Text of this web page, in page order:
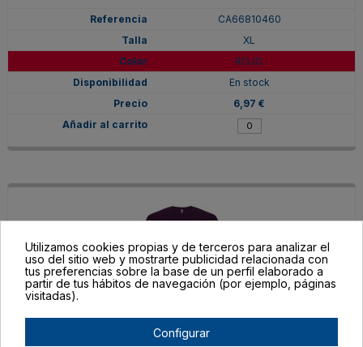
CA66810460
XL
ROJO
En stock
6,97 €
Utilizamos cookies propias y de terceros para analizar el
uso del sitio web y mostrarte publicidad relacionada con
tus preferencias sobre la base de un perfil elaborado a
partir de tus hábitos de navegación (por ejemplo, páginas
visitadas).
Configurar